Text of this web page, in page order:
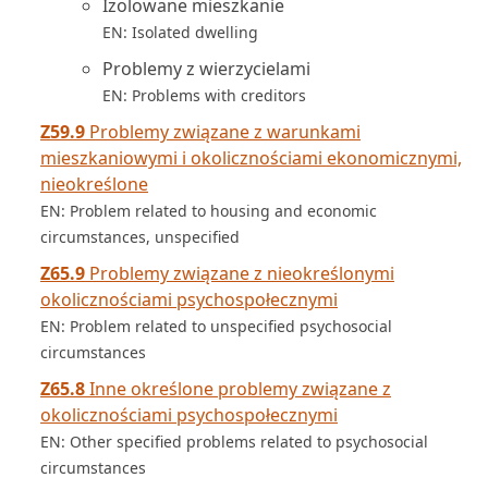
Izolowane mieszkanie
EN: Isolated dwelling
Problemy z wierzycielami
EN: Problems with creditors
Z59.9 Problemy związane z warunkami
mieszkaniowymi i okolicznościami ekonomicznymi,
nieokreślone
EN: Problem related to housing and economic
circumstances, unspecified
Z65.9 Problemy związane z nieokreślonymi
okolicznościami psychospołecznymi
EN: Problem related to unspecified psychosocial
circumstances
Z65.8Inne określone problemy związane z
okolicznościami psychospołecznymi
EN: Other specified problems related to psychosocial
circumstances